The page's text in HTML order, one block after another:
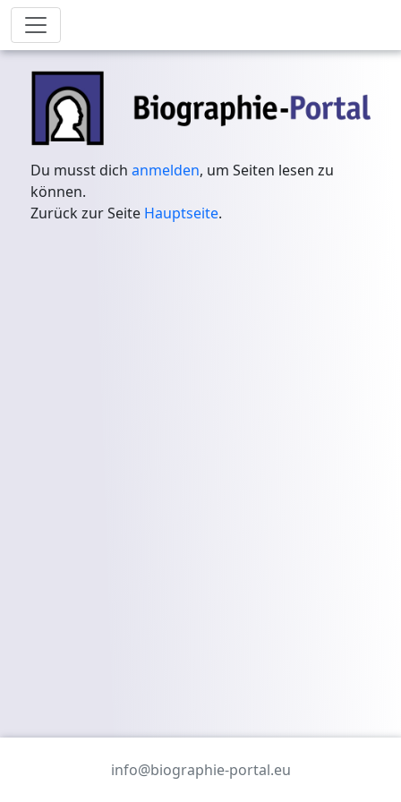
Du musst dichanmelden, um Seiten lesen zu
können.
Zurück zur Seite Hauptseite.
info@biographie-portal.eu